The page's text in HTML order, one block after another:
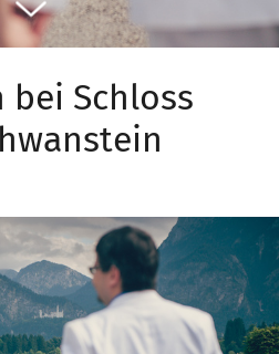
bei Schloss